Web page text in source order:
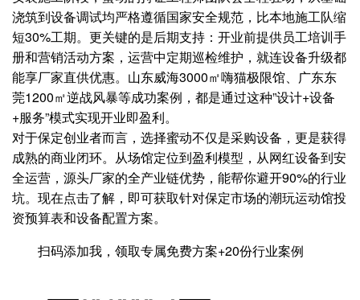
浇筑到设备调试均严格遵循国家安全规范，比本地施工队缩
短30%工期。更关键的是后期支持：开业前提供员工培训手
册和营销活动方案，运营中定期巡检维护，就连设备升级都
能享厂家直供优惠。山东威海3000㎡嗨猫极限馆、广东东
莞1200㎡逆战风暴等成功案例，都是通过这种”设计+设备
+服务”模式实现开业即盈利。
对于保定创业者而言，选择蜜动不仅是采购设备，更是获得
成熟的商业闭环。从场馆定位到盈利模型，从网红设备到安
全运营，源头厂家的全产业链优势，能帮你避开90%的行业
坑。现在点击了解，即可获取针对保定市场的潮玩运动馆投
资预算表和设备配置方案。
扫码添加我，领取专属免费方案+20份行业案例